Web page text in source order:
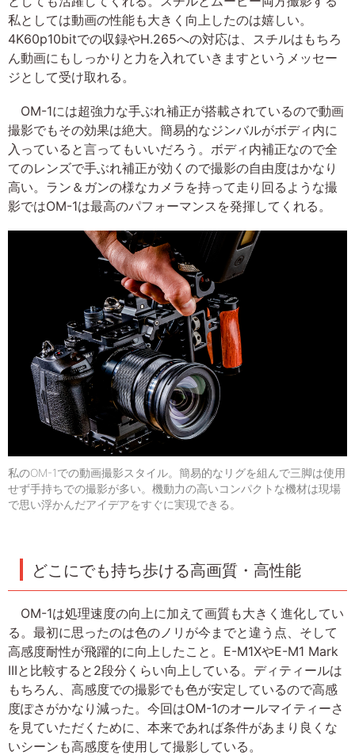
私としては動画の性能も大きく向上したのは嬉しい。
4K60p10bitでの収録やH.265への対応は、スチルはもちろ
ん動画にもしっかりと力を入れていきますというメッセー
ジとして受け取れる。
OM-1には超強力な手ぶれ補正が搭載されているので動画
撮影でもその効果は絶大。簡易的なジンバルがボディ内に
入っていると言ってもいいだろう。ボディ内補正なので全
てのレンズで手ぶれ補正が効くので撮影の自由度はかなり
高い。ラン＆ガンの様なカメラを持って走り回るような撮
影ではOM-1は最高のパフォーマンスを発揮してくれる。
私のOM-1での動画撮影スタイル。簡易的なリグを組んで三脚は使用
せず手持ちでの撮影が多い。機動力の高いコンパクトな機材は現場
で思い浮かんだアイデアをすぐに実現できる。
どこにでも持ち歩ける高画質・高性能
OM-1は処理速度の向上に加えて画質も大きく進化してい
る。最初に思ったのは色のノリが今までと違う点、そして
高感度耐性が飛躍的に向上したこと。E-M1XやE-M1 Mark
IIIと比較すると2段分くらい向上している。ディティールは
もちろん、高感度での撮影でも色が安定しているので高感
度ぽさがかなり減った。今回はOM-1のオールマイティーさ
を見ていただくために、本来であれば条件があまり良くな
いシーンも高感度を使用して撮影している。